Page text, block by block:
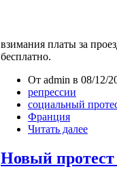
взимания платы за
бесплатно.
От admin в 08/12/
репрессии
социальный
Франция
Читать далее
Новый